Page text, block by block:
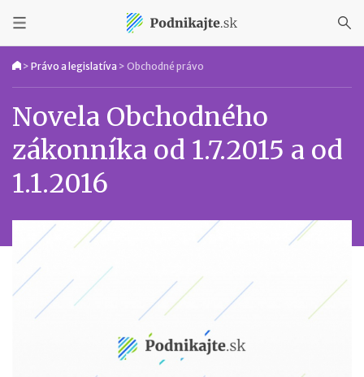
> Právo a legislatíva > Obchodné právo
Novela Obchodného
zákonníka od 1.7.2015 a od
1.1.2016